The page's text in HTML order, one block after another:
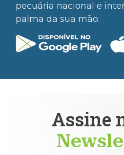
pecuária nacional e
palma da sua mão.
Assine